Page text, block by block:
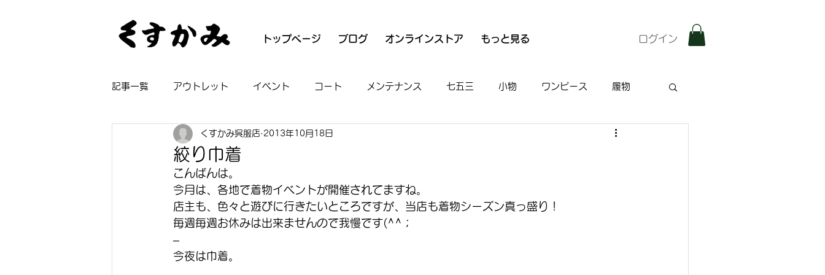
トップページ ブログ オンラインストア もっと見る ログイン
記事一覧 アウトレット イベント コート メンテナンス 七五三 小物 ワンピース 履物
着物 長襦袢 浴衣 魚河岸シャツ 特集記事
絞り巾着
くすかみ呉服店 2013年10月18日
こんばんは。
今月は、各地で着物イベントが開催されてますね。
店主も、色々と遊びに行きたいところですが、当店も着物シーズン真っ盛り！
毎週毎週お休みは出来ませんので我慢です(^^；
–
今夜は巾着。